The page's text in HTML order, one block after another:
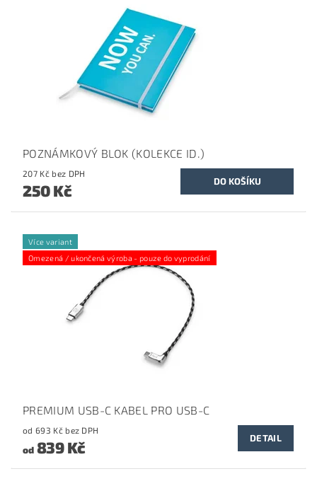
POZNÁMKOVÝ BLOK (KOLEKCE ID.)
207 Kč bez DPH
250 Kč
Více variant
Omezená / ukončená výroba - pouze do vyprodání
PREMIUM USB-C KABEL PRO USB-C
od 693 Kč bez DPH
od839 Kč DETAIL